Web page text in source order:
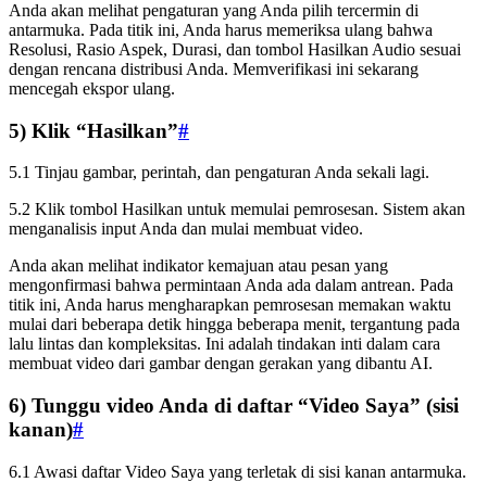
Anda akan melihat pengaturan yang Anda pilih tercermin di
antarmuka. Pada titik ini, Anda harus memeriksa ulang bahwa
Resolusi, Rasio Aspek, Durasi, dan tombol Hasilkan Audio sesuai
dengan rencana distribusi Anda. Memverifikasi ini sekarang
mencegah ekspor ulang.
5) Klik “Hasilkan”#
5.1 Tinjau gambar, perintah, dan pengaturan Anda sekali lagi.
5.2 Klik tombol Hasilkan untuk memulai pemrosesan. Sistem akan
menganalisis input Anda dan mulai membuat video.
Anda akan melihat indikator kemajuan atau pesan yang
mengonfirmasi bahwa permintaan Anda ada dalam antrean. Pada
titik ini, Anda harus mengharapkan pemrosesan memakan waktu
mulai dari beberapa detik hingga beberapa menit, tergantung pada
lalu lintas dan kompleksitas. Ini adalah tindakan inti dalam cara
membuat video dari gambar dengan gerakan yang dibantu AI.
6) Tunggu video Anda di daftar “Video Saya” (sisi
kanan)#
6.1 Awasi daftar Video Saya yang terletak di sisi kanan antarmuka.